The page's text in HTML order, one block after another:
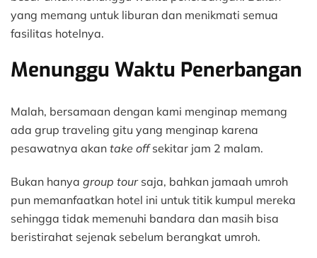
yang memang untuk liburan dan menikmati semua
fasilitas hotelnya.
Menunggu Waktu Penerbangan
Malah, bersamaan dengan kami menginap memang
ada grup traveling gitu yang menginap karena
pesawatnya akan take offsekitar jam 2 malam.
Bukan hanya group toursaja, bahkan jamaah umroh
pun memanfaatkan hotel ini untuk titik kumpul mereka
sehingga tidak memenuhi bandara dan masih bisa
beristirahat sejenak sebelum berangkat umroh.